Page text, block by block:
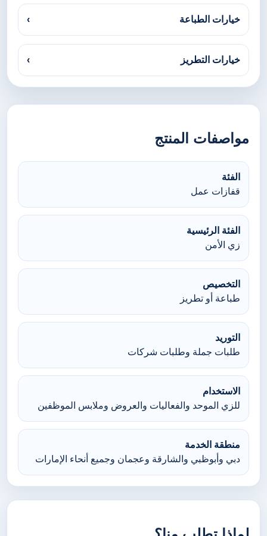
خيارات الطباعة ›
خيارات التطريز ›
مواصفات المنتج
الفئة
قفازات عمل
الفئة الرئيسية
زي الأمن
التخصيص
طباعة أو تطريز
التوريد
طلبات جملة وطلبات شركات
الاستخدام
للزي الموحد والفعاليات والعروض وملابس الموظفين
منطقة الخدمة
دبي وأبوظبي والشارقة وعجمان وجميع أنحاء الإمارات